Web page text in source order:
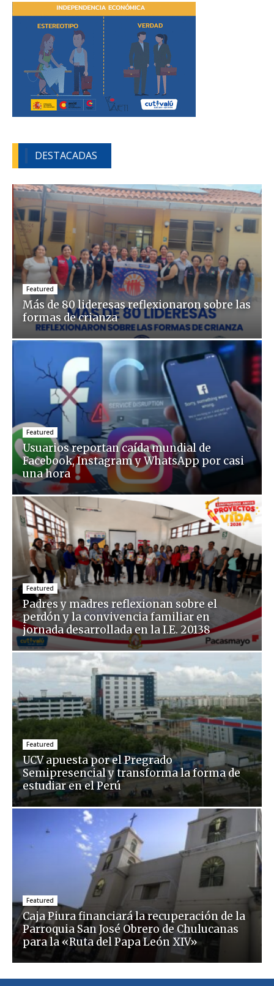
DESTACADAS
Featured
Más de 80 lideresas reflexionaron sobre las
formas de crianza
Featured
Usuarios reportan caída mundial de
Facebook, Instagram y WhatsApp por casi
una hora
Featured
Padres y madres reflexionan sobre el
perdón y la convivencia familiar en
jornada desarrollada en la I.E. 20138
Featured
UCV apuesta por el Pregrado
Semipresencial y transforma la forma de
estudiar en el Perú
Featured
Caja Piura financiará la recuperación de la
Parroquia San José Obrero de Chulucanas
para la «Ruta del Papa León XIV»